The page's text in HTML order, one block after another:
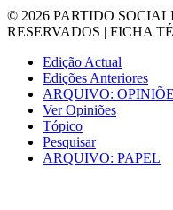
© 2026 PARTIDO
RESERVADOS | FICHA
Edição Actual
Edições Anteriores
ARQUIVO:
Ver Opiniões
Tópico
Pesquisar
ARQUIVO: PAPEL